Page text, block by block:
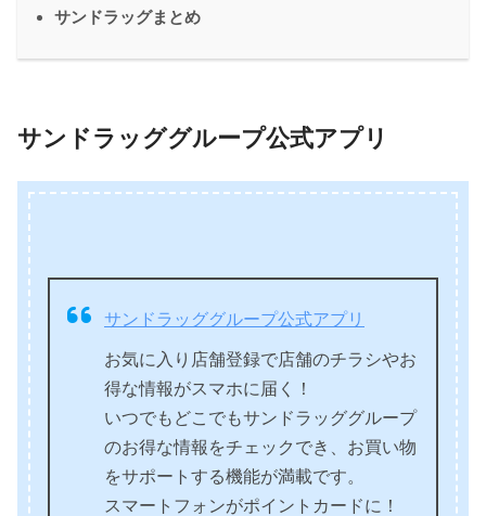
サンドラッグまとめ
サンドラッググループ公式アプリ
サンドラッググループ公式アプリ
お気に入り店舗登録で店舗のチラシやお
得な情報がスマホに届く！
いつでもどこでもサンドラッググループ
のお得な情報をチェックでき、お買い物
をサポートする機能が満載です。
スマートフォンがポイントカードに！